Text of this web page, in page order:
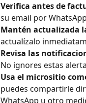
Verifica antes de
su email por
Mantén actualizada
actualízalo
Revisa las
No ignores estas
Usa el micrositio
puedes compartirle
WhatsApp u otro